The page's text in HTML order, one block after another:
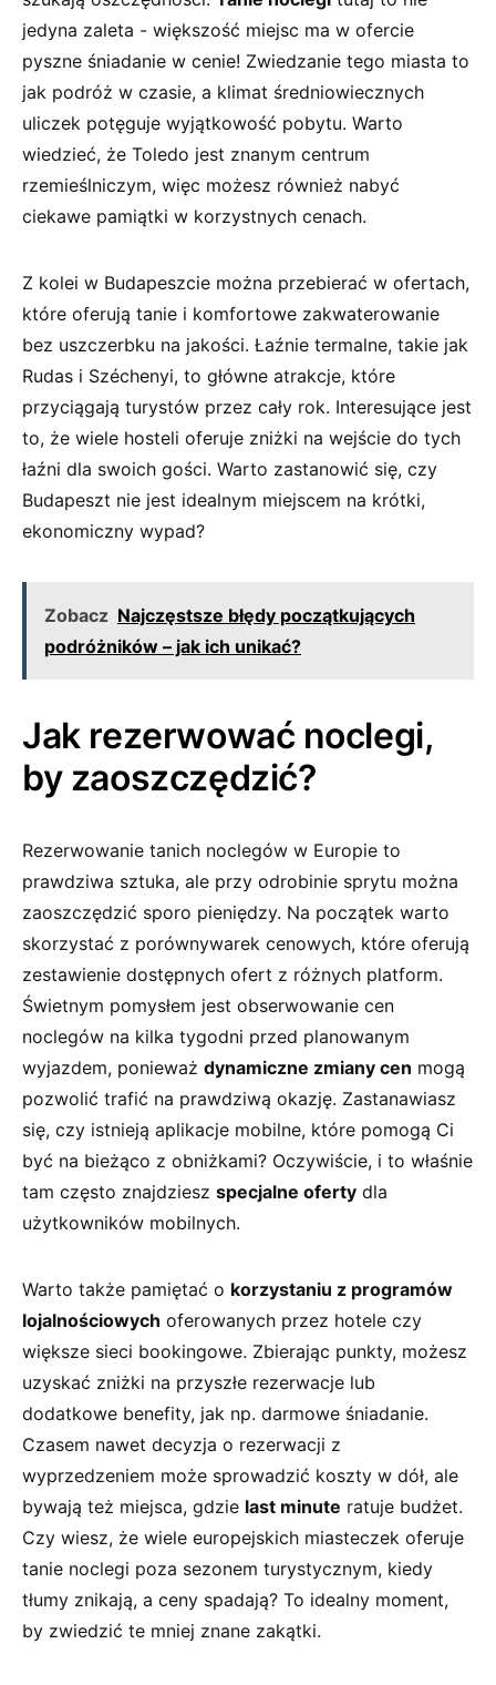
jedyna ⁢zaleta ‍- ‌większość miejsc ma w‍ ofercie
pyszne ⁤śniadanie w ⁢cenie! ‌Zwiedzanie tego miasta to
jak podróż⁤ w czasie, a klimat średniowiecznych
⁣uliczek⁤ potęguje wyjątkowość pobytu. ‌Warto
wiedzieć, że Toledo jest​ znanym centrum
‍rzemieślniczym,​ więc możesz również ⁢nabyć
ciekawe pamiątki w korzystnych cenach.
Z ‍kolei w Budapeszcie można przebierać w ofertach,
które oferują tanie‍ i komfortowe‌ zakwaterowanie
‍bez uszczerbku na ‌jakości. Łaźnie termalne,⁣ takie jak
Rudas i Széchenyi, to ‌główne atrakcje, które
przyciągają ⁢turystów przez cały rok. Interesujące jest
⁤to,‌ że wiele hosteli oferuje zniżki na​ wejście do‍ tych
łaźni dla swoich gości. Warto zastanowić się, czy
Budapeszt​ nie jest‌ idealnym miejscem na krótki,
ekonomiczny wypad?
Zobacz Najczęstsze błędy początkujących
podróżników – jak ich unikać?
Jak rezerwować⁤ noclegi,
by zaoszczędzić?
Rezerwowanie tanich noclegów w Europie⁢ to
prawdziwa sztuka, ale przy⁤ odrobinie sprytu można
⁤zaoszczędzić⁤ sporo pieniędzy. Na początek warto
skorzystać z porównywarek cenowych, które oferują
zestawienie dostępnych ofert z różnych platform.
Świetnym pomysłem jest obserwowanie cen
noclegów na‍ kilka‍ tygodni przed​ planowanym
wyjazdem, ponieważ dynamiczne zmiany ⁣cen ​mogą
pozwolić trafić na prawdziwą ‍okazję.⁤ Zastanawiasz
się, czy istnieją⁤ aplikacje mobilne, które pomogą‍ Ci
być ⁤na bieżąco z‌ obniżkami? Oczywiście, i to właśnie
tam często⁣ znajdziesz specjalne oferty dla
użytkowników mobilnych.
Warto także ⁢pamiętać o‍ korzystaniu ‌z programów
lojalnościowych oferowanych przez hotele czy
większe⁣ sieci ⁣bookingowe.‍ Zbierając ​punkty, możesz
⁤uzyskać zniżki na przyszłe rezerwacje lub
dodatkowe benefity, jak np. darmowe śniadanie.
Czasem nawet ⁤decyzja⁢ o ‍rezerwacji⁤ z
wyprzedzeniem może sprowadzić koszty w ​dół, ale‍
bywają też ‍miejsca, gdzie last minute ratuje​ budżet.
Czy wiesz, ⁣że‌ wiele europejskich‌ miasteczek oferuje
⁤tanie noclegi poza sezonem turystycznym, ⁢kiedy
tłumy znikają, a ceny spadają?⁣ To idealny moment,
by zwiedzić‌ te mniej znane zakątki.